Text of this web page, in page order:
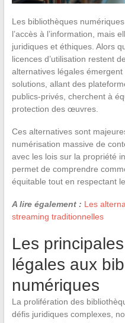
Les bibliothèques
l’accès à l’information, mais
juridiques et éthiques. Alors
licences d’utilisation restent
alternatives légales
solutions, allant des
publics-privés, cherchent à
protection des œuvres.
Ces alternatives sont
numérisation massive de
avec les lois sur la propriété
permet de comprendre
équitable tout en respectant
A lire également : Les
streaming traditionnelles
Les
légales aux
numériques
La prolifération des
défis juridiques complexes,